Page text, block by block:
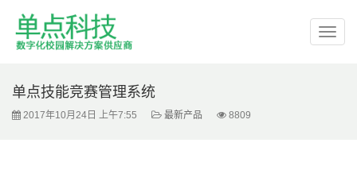
单点技能竞赛管理系统
2017年10月24日 上午7:55 最新产品 8809